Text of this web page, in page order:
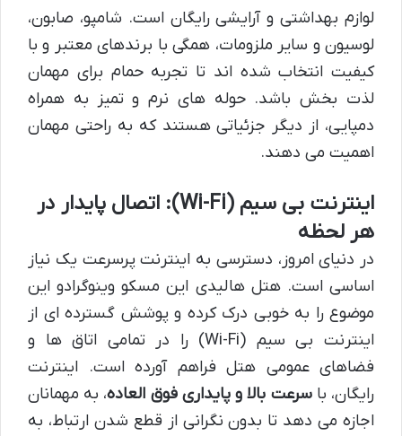
لوازم بهداشتی و آرایشی رایگان است. شامپو، صابون،
لوسیون و سایر ملزومات، همگی با برندهای معتبر و با
کیفیت انتخاب شده اند تا تجربه حمام برای مهمان
لذت بخش باشد. حوله های نرم و تمیز به همراه
دمپایی، از دیگر جزئیاتی هستند که به راحتی مهمان
اهمیت می دهند.
اینترنت بی سیم (Wi-Fi): اتصال پایدار در
هر لحظه
در دنیای امروز، دسترسی به اینترنت پرسرعت یک نیاز
اساسی است. هتل هالیدی این مسکو وینوگرادو این
موضوع را به خوبی درک کرده و پوشش گسترده ای از
اینترنت بی سیم (Wi-Fi) را در تمامی اتاق ها و
فضاهای عمومی هتل فراهم آورده است. اینترنت
رایگان، باسرعت بالا و پایداری فوق العاده، به مهمانان
اجازه می دهد تا بدون نگرانی از قطع شدن ارتباط، به